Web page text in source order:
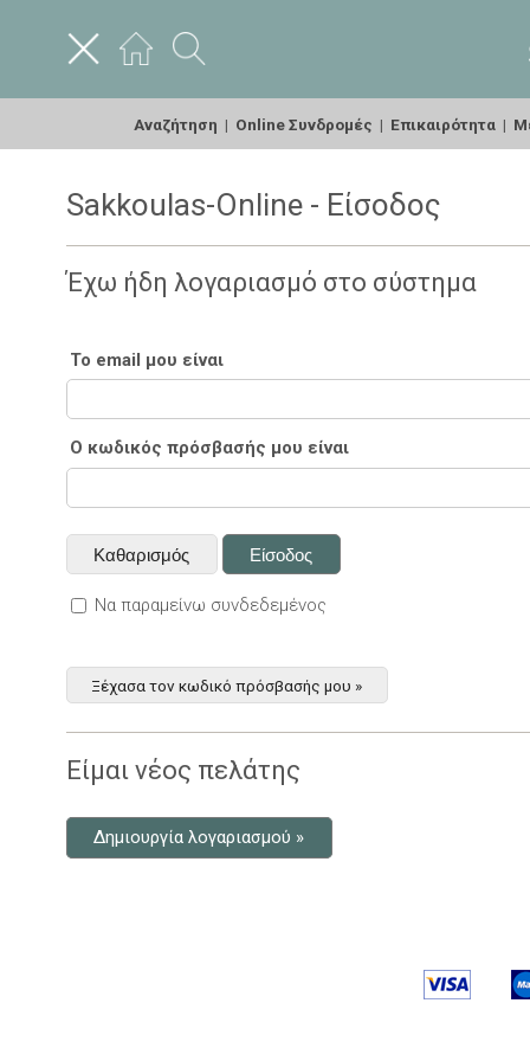
Αναζήτηση | Online Συνδρομές | Επικαιρότητα |
Sakkoulas-Online - Είσοδος
Έχω ήδη λογαριασμό στο σύστημα
Το email μου είναι
Ο κωδικός πρόσβασής μου είναι
Να παραμείνω συνδεδεμένος
Ξέχασα τον κωδικό πρόσβασής μου »
Είμαι νέος πελάτης
Δημιουργία λογαριασμού »